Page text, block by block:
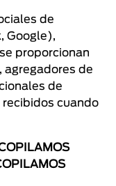
de
Google),
proporcionan
agregadores de
de
cuando